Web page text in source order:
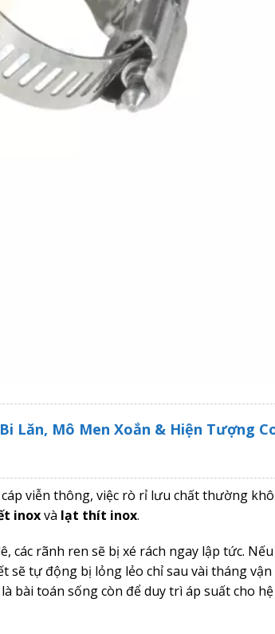
Lăn, Mô Men Xoắn & Hiện Tượng
viễn thông, việc rò rỉ lưu chất thường
inoxvà lạt thít inox.
các rãnh ren sẽ bị xé rách ngay lập tức.
sẽ tự động bị lỏng lẻo chỉ sau vài tháng vận
bài toán sống còn để duy trì áp suất cho